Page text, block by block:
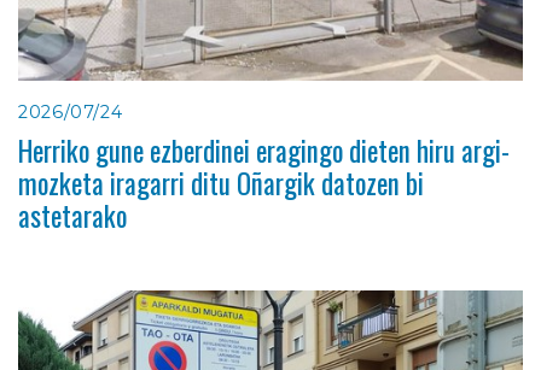
2026/07/24
Herriko gune ezberdinei eragingo dieten hiru argi-
mozketa iragarri ditu Oñargik datozen bi
astetarako